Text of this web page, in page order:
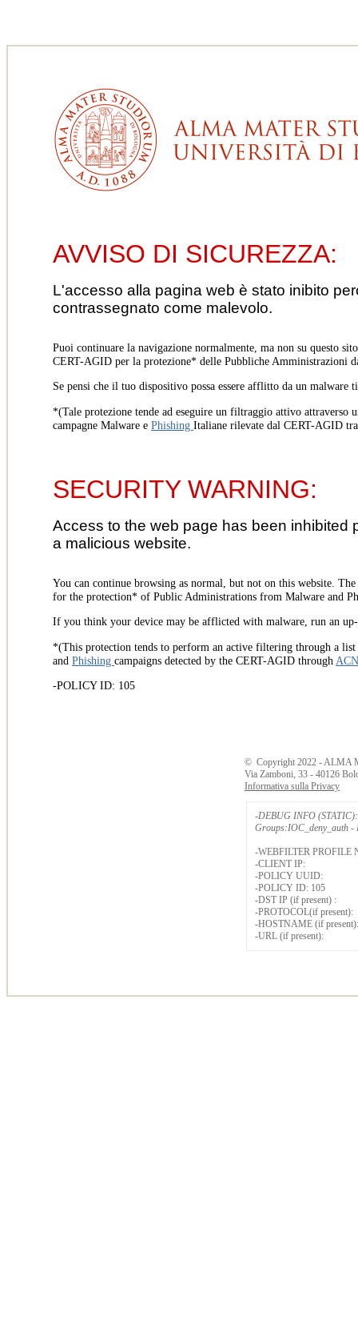
AVVISO DI SICUREZZA:
L'accesso alla pagina web è stato inibito
contrassegnato come malevolo.
Puoi continuare la navigazione normalmente, ma non su questo
CERT-AGID per la protezione* delle Pubbliche Amministrazioni
Se pensi che il tuo dispositivo possa essere afflitto da un
*(Tale protezione tende ad eseguire un filtraggio attivo
campagne Malware e Phishing Italiane rilevate dal CERT-AGID
SECURITY WARNING:
Access to the web page has been
a malicious website.
You can continue browsing as normal, but not on this website.
for the protection* of Public Administrations from Malware and
If you think your device may be afflicted with malware, run an
*(This protection tends to perform an active filtering through a
and Phishing campaigns detected by the CERT-AGID through
-POLICY ID: 105
© Copyright 2022 - ALMA
Via Zamboni, 33 - 40126
Informativa sulla Privacy
-DEBUG INFO (STATIC):
Groups:IOC_deny_auth -
-WEBFILTER PROFILE
-CLIENT IP:
-POLICY UUID:
-POLICY ID: 105
-DST IP (if present) :
-PROTOCOL(if present):
-HOSTNAME (if present):
-URL (if present):